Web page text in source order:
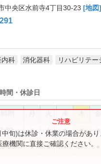
中央区水前寺4丁目30-23 [地図]
内科 消化器科 リハビリテー
間・休診日
● ● ● ● ●
● ● ● ●
中旬)は休診・休業の場合があ
療機関に直接ご確認ください。